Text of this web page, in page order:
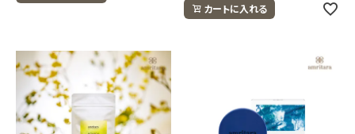
カートに入れる